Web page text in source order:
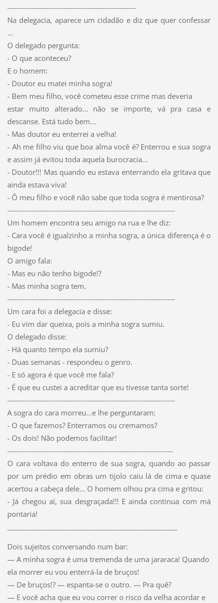
-----------------------------------------------------
Na delegacia, aparece um cidadão e diz que quer confessar
...
O delegado pergunta:
- O que aconteceu?
E o homem:
- Doutor eu matei minha sogra!
- Bem meu filho, você cometeu esse crime mas deveria
estar muito alterado... não se importe, vá pra casa e
descanse. Está tudo bem...
- Mas doutor eu enterrei a velha!
- Ah me filho viu que boa alma você é? Enterrou e sua sogra
e assim já evitou toda aquela burocracia...
- Doutor!!! Mas quando eu estava enterrando ela gritava que
ainda estava viva!
- Ô meu filho e você não sabe que toda sogra é mentirosa?
---------------------------------------------------------------------
Um homem encontra seu amigo na rua e lhe diz:
- Cara você é igualzinho a minha sogra, a única diferença é o
bigode!
O amigo fala:
- Mas eu não tenho bigode!?
- Mas minha sogra tem.
---------------------------------------------------------------------
Um cara foi a delegacia e disse:
- Eu vim dar queixa, pois a minha sogra sumiu.
O delegado disse:
- Há quanto tempo ela sumiu?
- Duas semanas - respondeu o genro.
- E só agora é que você me fala?
- É que eu custei a acreditar que eu tivesse tanta sorte!
---------------------------------------------------------------------
A sogra do cara morreu...e lhe perguntaram:
- O que fazemos? Enterramos ou cremamos?
- Os dois! Não podemos facilitar!
--------------------------------------------------------------------
O cara voltava do enterro de sua sogra, quando ao passar
por um prédio em obras um tijolo caiu lá de cima e quase
acertou a cabeça dele... O homem olhou pra cima e gritou:
- Já chegou aí, sua desgraçada!!! E ainda continua com má
pontaria!
Dois sujeitos conversando num bar:
— A minha sogra é uma tremenda de uma jararaca! Quando
ela morrer eu vou enterrá-la de bruços!
— De bruços!? — espanta-se o outro. — Pra quê?
— E você acha que eu vou correr o risco da velha acordar e